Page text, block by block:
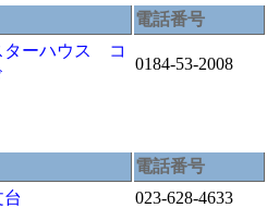
電話番号
ターハウス コ
0184-53-2008
電話番号
023-628-4633